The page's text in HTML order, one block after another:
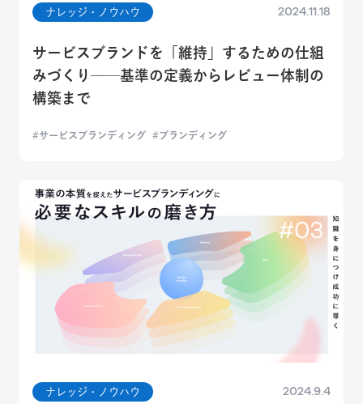
ナレッジ・ノウハウ 2024.11.18
サービスブランドを「維持」するための仕組
みづくり──基準の定義からレビュー体制の
構築まで
サービスブランディング ブランディング
ナレッジ・ノウハウ 2024.9.4